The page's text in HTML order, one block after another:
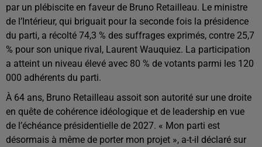
par un plébiscite en faveur de Bruno Retailleau. Le ministre
de l’Intérieur, qui briguait pour la seconde fois la présidence
du parti, a récolté 74,3 % des suffrages exprimés, contre 25,7
% pour son unique rival, Laurent Wauquiez. La participation
a atteint un niveau élevé avec 80 % de votants parmi les 120
000 adhérents du parti.
À 64 ans, Bruno Retailleau assoit son autorité sur une droite
en quête de cohérence idéologique et de leadership en vue
de l’échéance présidentielle de 2027. « Mon parti est
désormais à même de porter mon projet », a-t-il déclaré sur